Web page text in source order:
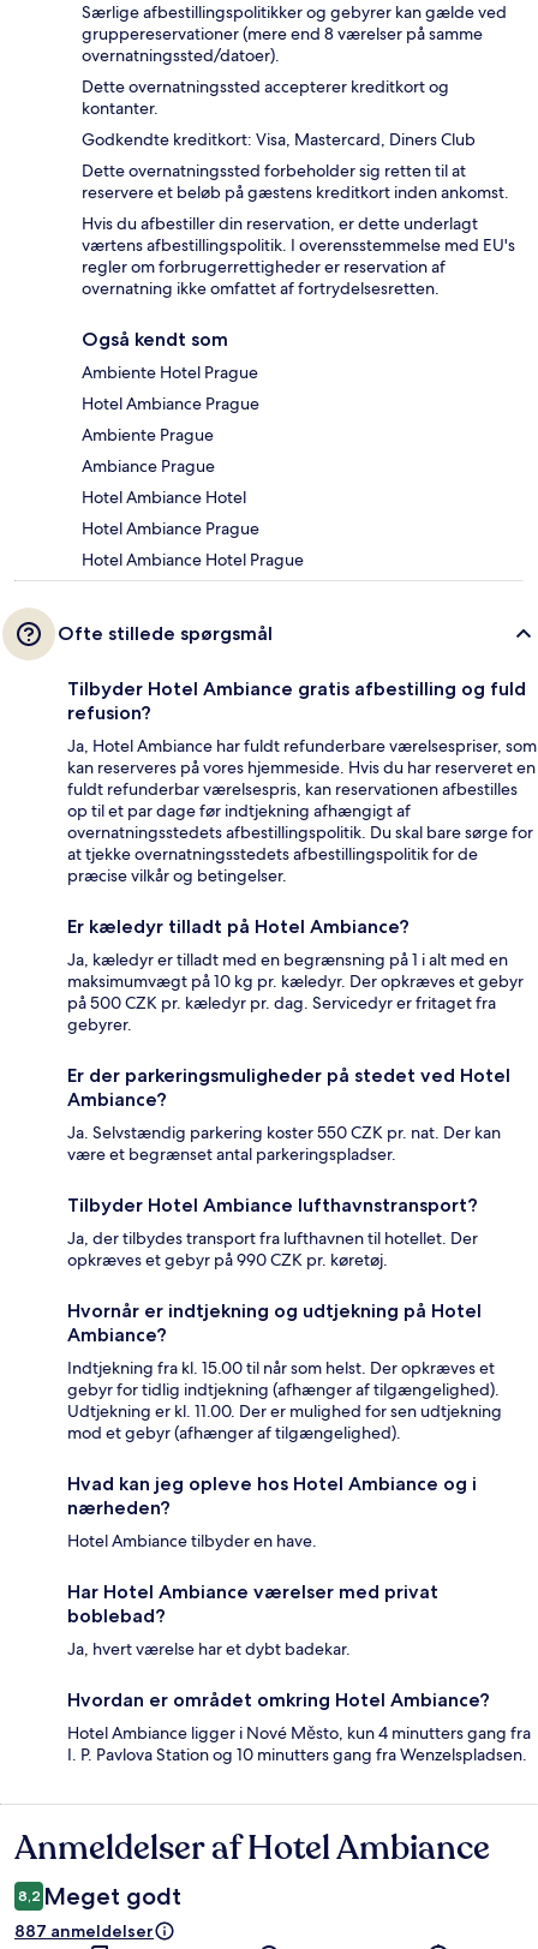
Særlige afbestillingspolitikker og gebyrer kan gælde ved
gruppereservationer (mere end 8 værelser på samme
overnatningssted/datoer).
Dette overnatningssted accepterer kreditkort og
kontanter.
Godkendte kreditkort: Visa, Mastercard, Diners Club
Dette overnatningssted forbeholder sig retten til at
reservere et beløb på gæstens kreditkort inden ankomst.
Hvis du afbestiller din reservation, er dette underlagt
værtens afbestillingspolitik. I overensstemmelse med EU's
regler om forbrugerrettigheder er reservation af
overnatning ikke omfattet af fortrydelsesretten.
Også kendt som
Ambiente Hotel Prague
Hotel Ambiance Prague
Ambiente Prague
Ambiance Prague
Hotel Ambiance Hotel
Hotel Ambiance Prague
Hotel Ambiance Hotel Prague
Ofte stillede spørgsmål
Tilbyder Hotel Ambiance gratis afbestilling og fuld
refusion?
Ja, Hotel Ambiance har fuldt refunderbare værelsespriser, som
kan reserveres på vores hjemmeside. Hvis du har reserveret en
fuldt refunderbar værelsespris, kan reservationen afbestilles
op til et par dage før indtjekning afhængigt af
overnatningsstedets afbestillingspolitik. Du skal bare sørge for
at tjekke overnatningsstedets afbestillingspolitik for de
præcise vilkår og betingelser.
Er kæledyr tilladt på Hotel Ambiance?
Ja, kæledyr er tilladt med en begrænsning på 1 i alt med en
maksimumvægt på 10 kg pr. kæledyr. Der opkræves et gebyr
på 500 CZK pr. kæledyr pr. dag. Servicedyr er fritaget fra
gebyrer.
Er der parkeringsmuligheder på stedet ved Hotel
Ambiance?
Ja. Selvstændig parkering koster 550 CZK pr. nat. Der kan
være et begrænset antal parkeringspladser.
Tilbyder Hotel Ambiance lufthavnstransport?
Ja, der tilbydes transport fra lufthavnen til hotellet. Der
opkræves et gebyr på 990 CZK pr. køretøj.
Hvornår er indtjekning og udtjekning på Hotel
Ambiance?
Indtjekning fra kl. 15.00 til når som helst. Der opkræves et
gebyr for tidlig indtjekning (afhænger af tilgængelighed).
Udtjekning er kl. 11.00. Der er mulighed for sen udtjekning
mod et gebyr (afhænger af tilgængelighed).
Hvad kan jeg opleve hos Hotel Ambiance og i
nærheden?
Hotel Ambiance tilbyder en have.
Har Hotel Ambiance værelser med privat
boblebad?
Ja, hvert værelse har et dybt badekar.
Hvordan er området omkring Hotel Ambiance?
Hotel Ambiance ligger i Nové Město, kun 4 minutters gang fra
I. P. Pavlova Station og 10 minutters gang fra Wenzelspladsen.
Anmeldelser
Anmeldelser af Hotel Ambiance
8,2 Meget godt
887 anmeldelser